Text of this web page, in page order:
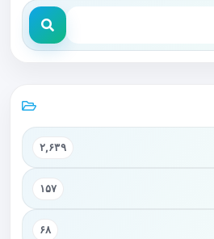
۲,۶۳۹
۱۵۷
۶۸